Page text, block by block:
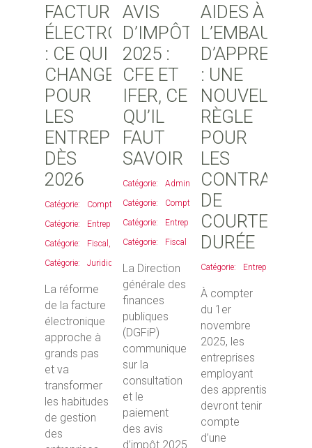
FACTURE
ÉLECTRONIQUE
: CE QUI
CHANGE
POUR
LES
ENTREPRISES
DÈS
2026
Comptable,
Entreprises,
Fiscal
Juridique
La réforme
de la facture
électronique
approche à
grands pas
et va
transformer
les habitudes
de gestion
des
AVIS
D’IMPÔT
2025 :
CFE ET
IFER, CE
QU’IL
FAUT
SAVOIR
Administratif,
Comptable
Entreprises
Fiscal
La Direction
générale des
finances
publiques
(DGFiP)
communique
sur la
consultation
et le
paiement
des avis
d’impôt 2025
AIDES À
L’EMBAUCHE
D’APPRENTIS
: UNE
NOUVELLE
RÈGLE
POUR
LES
CONTRATS
DE
COURTE
DURÉE
Entreprises
À compter
du 1er
novembre
2025, les
entreprises
employant
des apprentis
devront tenir
compte
d’une